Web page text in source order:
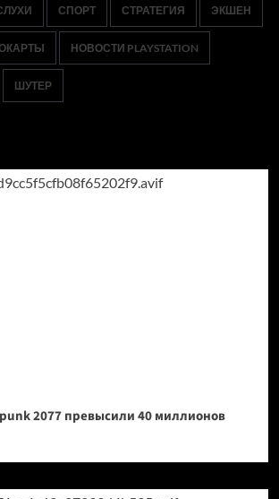
СПОРТ СТРАТЕГИЯ ЭКШЕН
НОВОСТИ PLAYSTATION
ШУТЕР
2077 превысили 40 миллионов